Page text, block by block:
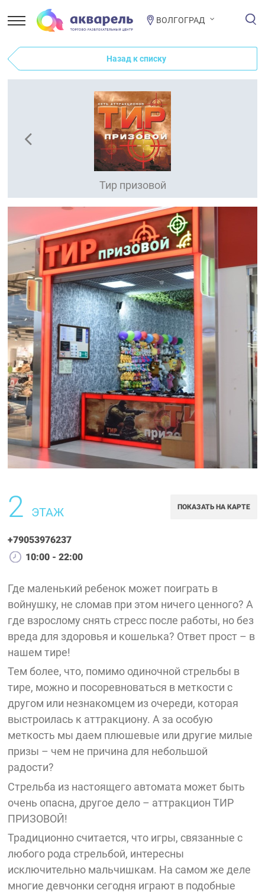
ВОЛГОГРАД
Назад к списку
Тир призовой
2 ЭТАЖ ПОКАЗАТЬ НА КАРТЕ
+79053976237
10:00 - 22:00
Где маленький ребенок может поиграть в
войнушку, не сломав при этом ничего ценного? А
где взрослому снять стресс после работы, но без
вреда для здоровья и кошелька? Ответ прост – в
нашем тире!
Тем более, что, помимо одиночной стрельбы в
тире, можно и посоревноваться в меткости с
другом или незнакомцем из очереди, которая
выстроилась к аттракциону. А за особую
меткость мы даем плюшевые или другие милые
призы – чем не причина для небольшой
радости?
Стрельба из настоящего автомата может быть
очень опасна, другое дело – аттракцион ТИР
ПРИЗОВОЙ!
Традиционно считается, что игры, связанные с
любого рода стрельбой, интересны
исключительно мальчишкам. На самом же деле
многие девчонки сегодня играют в подобные